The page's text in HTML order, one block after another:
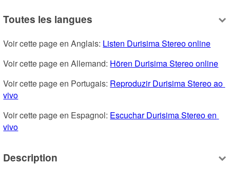
Toutes les langues
Voir cette page en Anglais: Listen Durisima Stereo online
Voir cette page en Allemand: Hören Durisima Stereo online
Voir cette page en Portugais: Reproduzir Durisima Stereo ao
vivo
Voir cette page en Espagnol: Escuchar Durisima Stereo en
vivo
Description